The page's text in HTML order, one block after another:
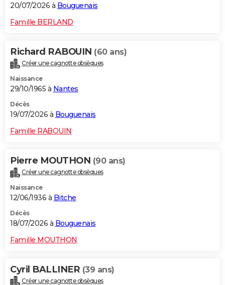
20/07/2026 à Bouguenais
Famille BERLAND
Richard RABOUIN (60 ans)
Créer une cagnotte obsèques
Naissance
29/10/1965 à Nantes
Décès
19/07/2026 à Bouguenais
Famille RABOUIN
Pierre MOUTHON (90 ans)
Créer une cagnotte obsèques
Naissance
12/06/1936 à Bitche
Décès
18/07/2026 à Bouguenais
Famille MOUTHON
Cyril BALLINER (39 ans)
Créer une cagnotte obsèques